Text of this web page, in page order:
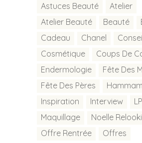
Astuces Beauté
Atelier
Atelier Beauté
Beauté
Cadeau
Chanel
Cosmétique
Coups De
Endermologie
Fête Des
Fête Des Pères
Hammam
Inspiration
Interview
Maquillage
Noelle
Offre Rentrée
Offres